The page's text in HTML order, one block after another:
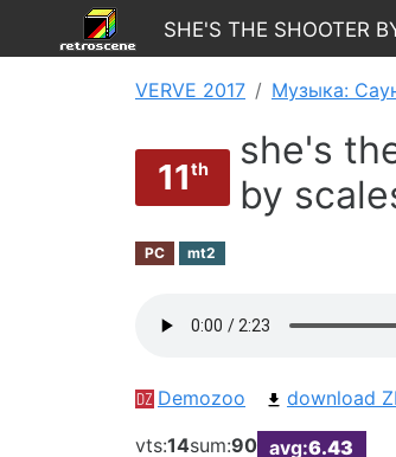
she's the shooter
VERVE 2017 Музыка:
11th
she's
by
PC mt2
Demozoo
download
vts:14sum:90 avg:6.43